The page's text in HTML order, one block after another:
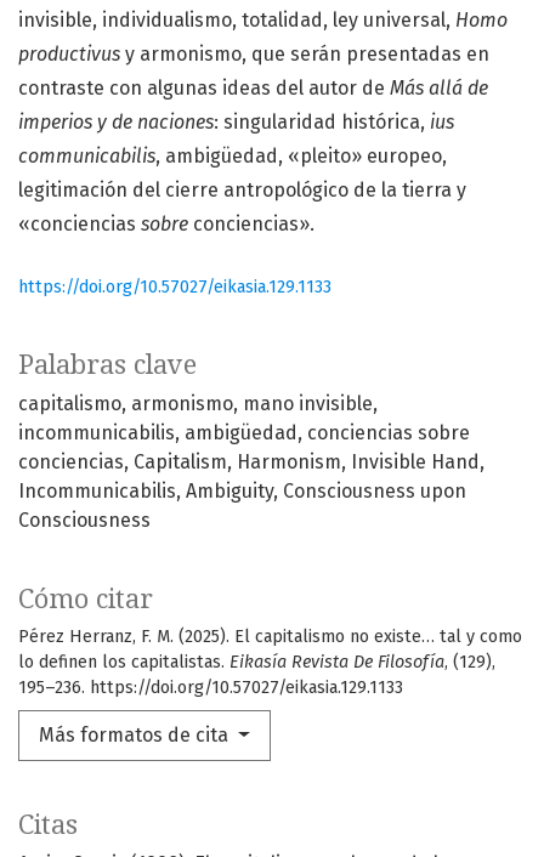
Palabras clave
capitalismo armonismo mano invisible
incommunicabilis ambigüedad
conciencias sobre
conciencias Capitalism Harmonism
Invisible Hand
Incommunicabilis Ambiguity Consciousness upon
Consciousness
Cómo citar
Pérez Herranz, F. M. (2025). El capitalismo no existe… tal y como
lo definen los capitalistas. Eikasía Revista De Filosofía, (129),
195–236. https://doi.org/10.57027/eikasia.129.1133
Más formatos de cita
invisible, individualismo, totalidad, ley universal, Homo
productivus y armonismo, que serán presentadas en
contraste con algunas ideas del autor de Más allá de
imperios y de naciones: singularidad histórica, ius
communicabilis, ambigüedad, «pleito» europeo,
legitimación del cierre antropológico de la tierra y
«conciencias sobre conciencias».
https://doi.org/10.57027/eikasia.129.1133
Citas